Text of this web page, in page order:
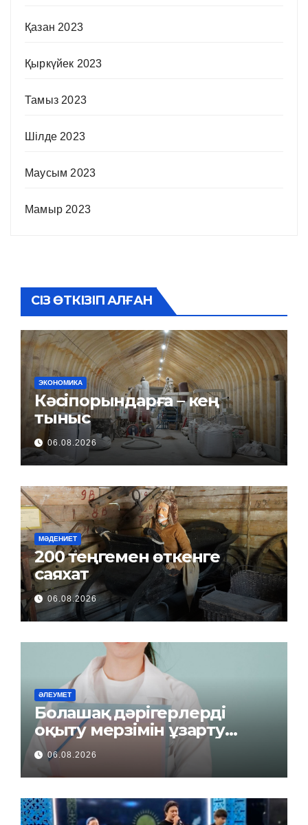
Қазан 2023
Қыркүйек 2023
Тамыз 2023
Шілде 2023
Маусым 2023
Мамыр 2023
СІЗ ӨТКІЗІП АЛҒАН
ЭКОНОМИКА
Кәсіпорындарға – кең
тыныс
06.08.2026
МӘДЕНИЕТ
200 теңгемен өткенге
саяхат
06.08.2026
ӘЛЕУМЕТ
Болашақ дәрігерлерді
оқыту мерзімін ұзарту
керек пе?
06.08.2026